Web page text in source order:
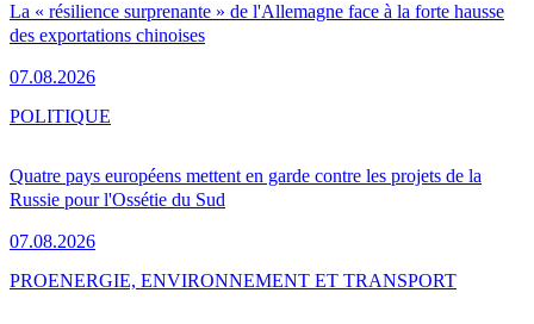
La « résilience surprenante » de l'Allemagne face à la forte hausse
des exportations chinoises
07.08.2026
Quatre pays européens mettent en garde contre les projets de la
Russie pour l'Ossétie du Sud
07.08.2026
POLITIQUE
PROENERGIE, ENVIRONNEMENT ET TRANSPORT